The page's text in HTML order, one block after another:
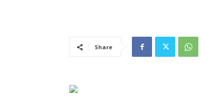
Share